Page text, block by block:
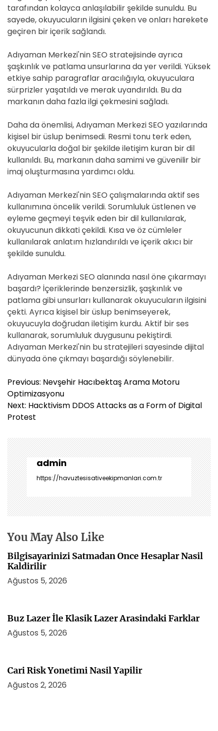
tarafından kolayca anlaşılabilir şekilde sunuldu. Bu
sayede, okuyucuların ilgisini çeken ve onları harekete
geçiren bir içerik sağlandı.
Adıyaman Merkezi'nin SEO stratejisinde ayrıca
şaşkınlık ve patlama unsurlarına da yer verildi. Yüksek
etkiye sahip paragraflar aracılığıyla, okuyuculara
sürprizler yaşatıldı ve merak uyandırıldı. Bu da
markanın daha fazla ilgi çekmesini sağladı.
Daha da önemlisi, Adıyaman Merkezi SEO yazılarında
kişisel bir üslup benimsedi. Resmi tonu terk eden,
okuyucularla doğal bir şekilde iletişim kuran bir dil
kullanıldı. Bu, markanın daha samimi ve güvenilir bir
imaj oluşturmasına yardımcı oldu.
Adıyaman Merkezi'nin SEO çalışmalarında aktif ses
kullanımına öncelik verildi. Sorumluluk üstlenen ve
eyleme geçmeyi teşvik eden bir dil kullanılarak,
okuyucunun dikkati çekildi. Kısa ve öz cümleler
kullanılarak anlatım hızlandırıldı ve içerik akıcı bir
şekilde sunuldu.
Adıyaman Merkezi SEO alanında nasıl öne çıkarmayı
başardı? İçeriklerinde benzersizlik, şaşkınlık ve
patlama gibi unsurları kullanarak okuyucuların ilgisini
çekti. Ayrıca kişisel bir üslup benimseyerek,
okuyucuyla doğrudan iletişim kurdu. Aktif bir ses
kullanarak, sorumluluk duygusunu pekiştirdi.
Adıyaman Merkezi'nin bu stratejileri sayesinde dijital
dünyada öne çıkmayı başardığı söylenebilir.
Y
a
z
ı
e
z
i
n
m
e
s
Previous: Nevşehir Hacıbektaş Arama Motoru
Optimizasyonu
Next: Hacktivism DDOS Attacks as a Form of Digital
Protest
admin
https://havuztesisativeekipmanlari.com.tr
You May Also Like
Bilgisayarinizi Satmadan Once Hesaplar Nasil
Kaldirilir
Ağustos 5, 2026
Buz Lazer İle Klasik Lazer Arasindaki Farklar
Ağustos 5, 2026
Cari Risk Yonetimi Nasil Yapilir
Ağustos 2, 2026